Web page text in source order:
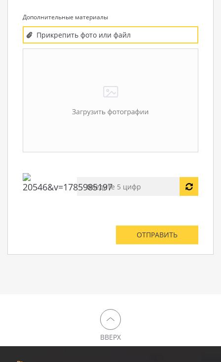
Дополнительные материалы
Прикрепить фото или файл
ВВЕРХ